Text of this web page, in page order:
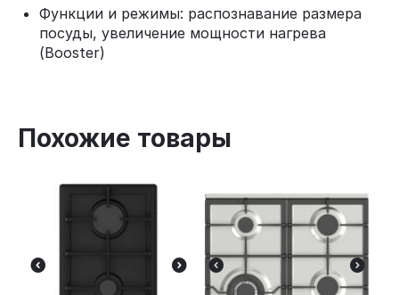
Функции и режимы: распознавание размера
посуды, увеличение мощности нагрева
(Booster)
Похожие товары